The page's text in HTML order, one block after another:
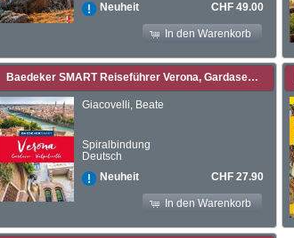
Neuheit
CHF 49.00
In den Warenkorb
Baedeker SMART Reiseführer Verona, Gardasee, Valpolicella
Giacovelli, Beate
Spiralbindung
Deutsch
Neuheit
CHF 27.90
In den Warenkorb